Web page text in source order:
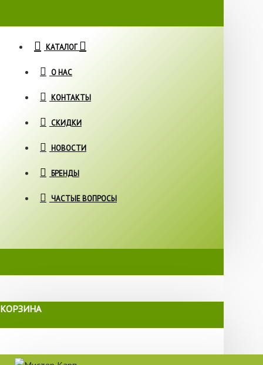
КАТАЛОГ
О НАС
КОНТАКТЫ
СКИДКИ
НОВОСТИ
БРЕНДЫ
ЧАСТЫЕ ВОПРОСЫ
КОРЗИНА